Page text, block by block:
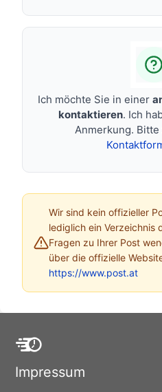
Ich möchte Sie in einer
kontaktieren. Ich
Anmerkung. Bitte
Wir sind kein offizieller
lediglich ein Verzeichnis
Fragen zu Ihrer Post
über die offizielle
https://www.post.at
Impressum